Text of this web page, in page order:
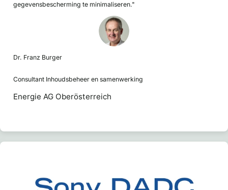
gegevensbescherming te minimaliseren."
Dr. Franz Burger
Consultant Inhoudsbeheer en samenwerking
Energie AG Oberösterreich